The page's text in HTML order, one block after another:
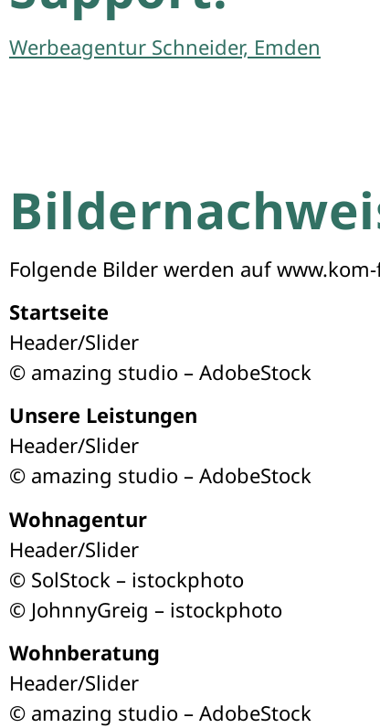
Werbeagentur Schneider, Emden
Folgende Bilder werden auf
Startseite
Header/Slider
© amazing studio – AdobeStock
Unsere Leistungen
Header/Slider
© amazing studio – AdobeStock
Wohnagentur
Header/Slider
© SolStock – istockphoto
© JohnnyGreig – istockphoto
Wohnberatung
Header/Slider
© amazing studio – AdobeStock